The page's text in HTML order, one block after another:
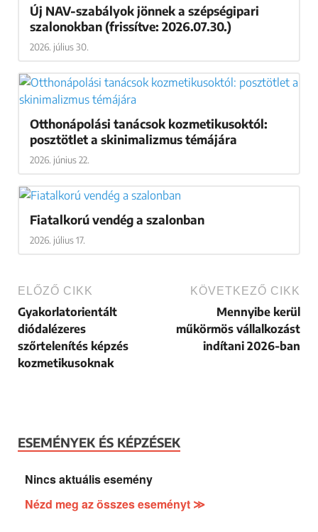
Új NAV-szabályok jönnek a szépségipari
szalonokban (frissítve: 2026.07.30.)
2026. július 30.
Otthonápolási tanácsok kozmetikusoktól:
posztötlet a skinimalizmus témájára
2026. június 22.
Fiatalkorú vendég a szalonban
2026. július 17.
ELŐZŐ CIKK
Gyakorlatorientált
diódalézeres
szőrtelenítés képzés
kozmetikusoknak
KÖVETKEZŐ CIKK
Mennyibe kerül
műkörmös vállalkozást
indítani 2026-ban
ESEMÉNYEK ÉS KÉPZÉSEK
Nincs aktuális esemény
Nézd meg az összes eseményt ≫